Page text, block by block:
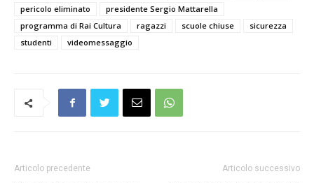
pericolo eliminato
presidente Sergio Mattarella
programma di Rai Cultura
ragazzi scuole chiuse
sicurezza
studenti
videomessaggio
Articolo precedente Articolo successivo